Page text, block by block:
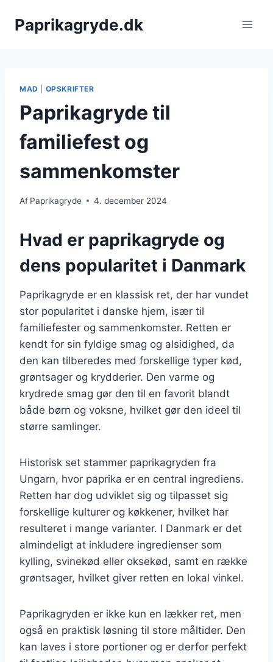
Paprikagryde.dk
MAD OPSKRIFTER
Paprikagryde til
familiefest og
sammenkomster
Af Paprikagryde 4. december 2024
Hvad er paprikagryde og
dens popularitet i Danmark
Paprikagryde er en klassisk ret, der har vundet
stor popularitet i danske hjem, især til
familiefester og sammenkomster. Retten er
kendt for sin fyldige smag og alsidighed, da
den kan tilberedes med forskellige typer kød,
grøntsager og krydderier. Den varme og
krydrede smag gør den til en favorit blandt
både børn og voksne, hvilket gør den ideel til
større samlinger.
Historisk set stammer paprikagryden fra
Ungarn, hvor paprika er en central ingrediens.
Retten har dog udviklet sig og tilpasset sig
forskellige kulturer og køkkener, hvilket har
resulteret i mange varianter. I Danmark er det
almindeligt at inkludere ingredienser som
kylling, svinekød eller oksekød, samt en række
grøntsager, hvilket giver retten en lokal vinkel.
Paprikagryden er ikke kun en lækker ret, men
også en praktisk løsning til store måltider. Den
kan laves i store portioner og er derfor perfekt